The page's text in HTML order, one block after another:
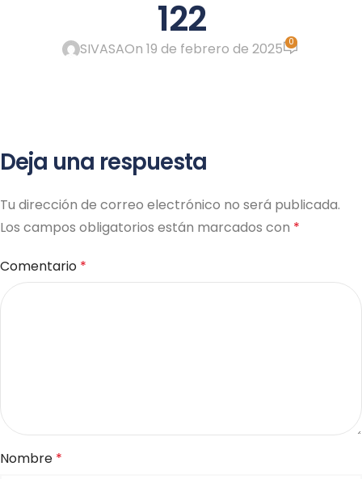
122
SIVASAOn 19 de febrero de 2025 0
Deja una respuesta
Tu dirección de correo electrónico no será publicada.
Los campos obligatorios están marcados con *
Comentario *
Nombre *